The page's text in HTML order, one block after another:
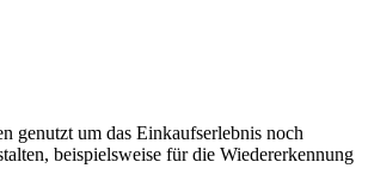
genutzt um das Einkaufserlebnis noch
beispielsweise für die Wiedererkennung